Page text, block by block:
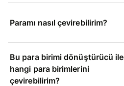
Paramı nasıl çevirebilirim?
Bu para birimi dönüştürücü ile
hangi para birimlerini
çevirebilirim?